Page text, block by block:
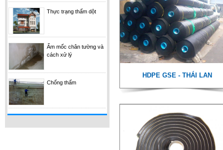
PENEBAR
Thực trạng thấm dột
Ẩm mốc chân tường và
cách xử lý
Chống thấm
HDPE GSE - THÁI LAN